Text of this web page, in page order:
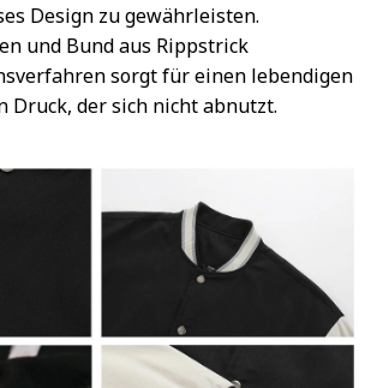
Design zu gewährleisten.
und Bund aus Rippstrick
sorgt für einen lebendigen
Druck, der sich nicht abnutzt.